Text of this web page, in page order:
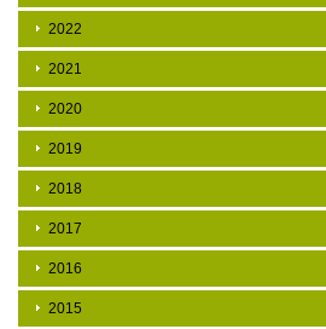
2022
2021
2020
2019
2018
2017
2016
2015